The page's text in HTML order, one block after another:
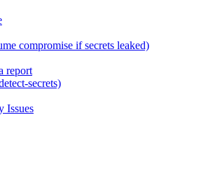
compromise if secrets leaked)
report
secrets)
Issues